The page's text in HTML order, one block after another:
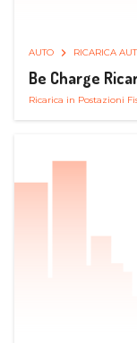
AUTO RICARICA
Be Charge
Ricarica in Postazioni